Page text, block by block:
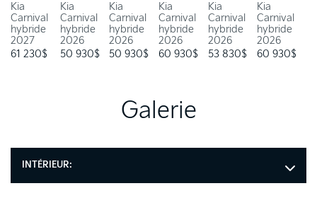
Kia
Carnival
hybride
2027
61 230$
Kia
Carnival
hybride
2026
50 930$
Kia
Carnival
hybride
2026
50 930$
Kia
Carnival
hybride
2026
60 930$
Kia
Carnival
hybride
2026
53 830$
Kia
Carnival
hybride
2026
60 930$
Galerie
INTÉRIEUR: